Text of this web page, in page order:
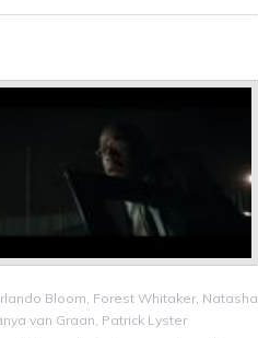
Bloom, Forest Whitaker, Natasha
van Graan, Patrick Lyster